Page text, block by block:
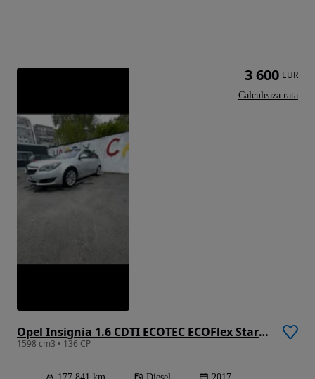
Opel Insignia 1.6 CDTI ECOTEC ECOFlex Start/Stop Active
1598 cm3 • 136 CP
3 600 EUR
Calculeaza rata